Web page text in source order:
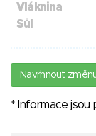
Vláknina
Sůl
Navrhnout
* Informace